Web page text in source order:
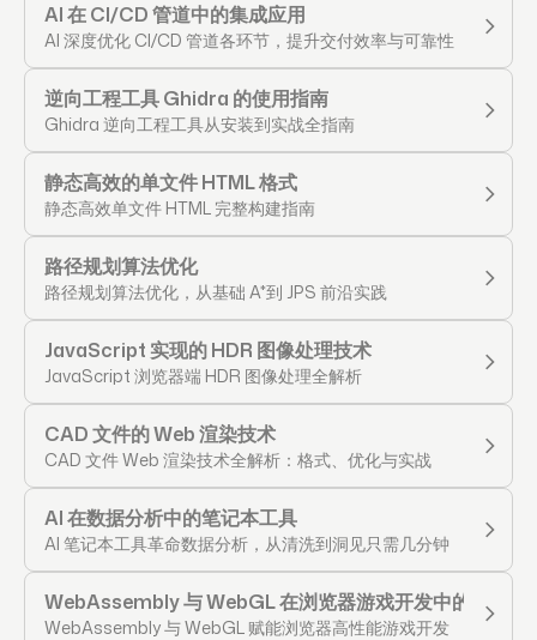
AI 在 CI/CD 管道中的集成应用
AI 深度优化 CI/CD 管道各环节，提升交付效率与可靠性
逆向工程工具 Ghidra 的使用指南
Ghidra 逆向工程工具从安装到实战全指南
静态高效的单文件 HTML 格式
静态高效单文件 HTML 完整构建指南
路径规划算法优化
路径规划算法优化，从基础 A*到 JPS 前沿实践
JavaScript 实现的 HDR 图像处理技术
JavaScript 浏览器端 HDR 图像处理全解析
CAD 文件的 Web 渲染技术
CAD 文件 Web 渲染技术全解析：格式、优化与实战
AI 在数据分析中的笔记本工具
AI 笔记本工具革命数据分析，从清洗到洞见只需几分钟
WebAssembly 与 WebGL 在浏览器游戏开发中的应用
WebAssembly 与 WebGL 赋能浏览器高性能游戏开发